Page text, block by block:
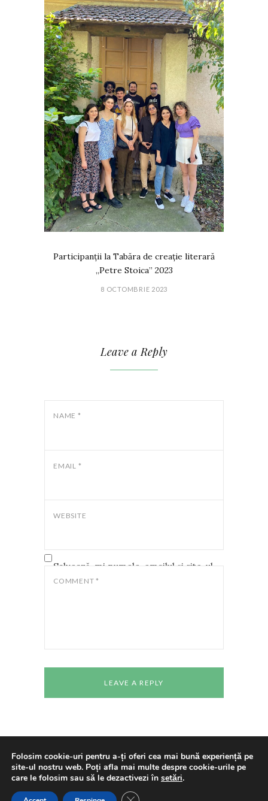
Participanții la Tabăra de creație literară
„Petre Stoica” 2023
8 OCTOMBRIE 2023
Leave a Reply
NAME *
EMAIL *
WEBSITE
Salvează-mi numele, emailul și site-ul
web în acest navigator pentru data
COMMENT *
Copyright © 2024 All rights reserved Casa de
Cultură a Studenților Timișoara Made With
Love By
Cenaclul "Pavel Dan"
Folosim cookie-uri pentru a-ți oferi cea mai bună experiență pe
site-ul nostru web. Poți afla mai multe despre cookie-urile pe
care le folosim sau să le dezactivezi în setări.
CLOSE GDPR COOKIE